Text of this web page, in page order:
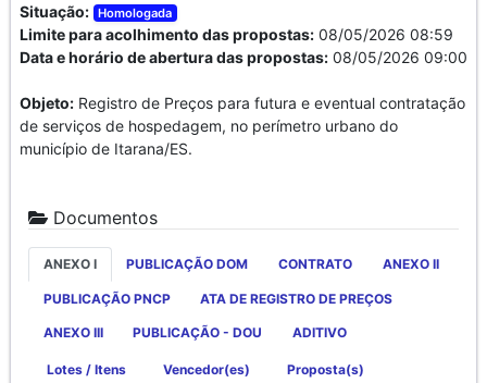
Situação: Homologada
Limite para acolhimento das propostas: 08/05/2026 08:59
Data e horário de abertura das propostas: 08/05/2026 09:00
Objeto: Registro de Preços para futura e eventual contratação
de serviços de hospedagem, no perímetro urbano do
município de Itarana/ES.
Documentos
ANEXO I PUBLICAÇÃO DOM CONTRATO ANEXO II
PUBLICAÇÃO PNCP ATA DE REGISTRO DE PREÇOS
ANEXO III PUBLICAÇÃO - DOU ADITIVO
Lotes / Itens Vencedor(es) Proposta(s)